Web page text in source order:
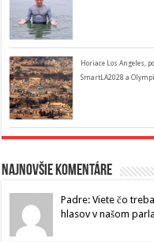
Horiace Los Angeles,
SmartLA2028 a
Najnovšie komentáre
Padre: Viete čo
hlasov v našom